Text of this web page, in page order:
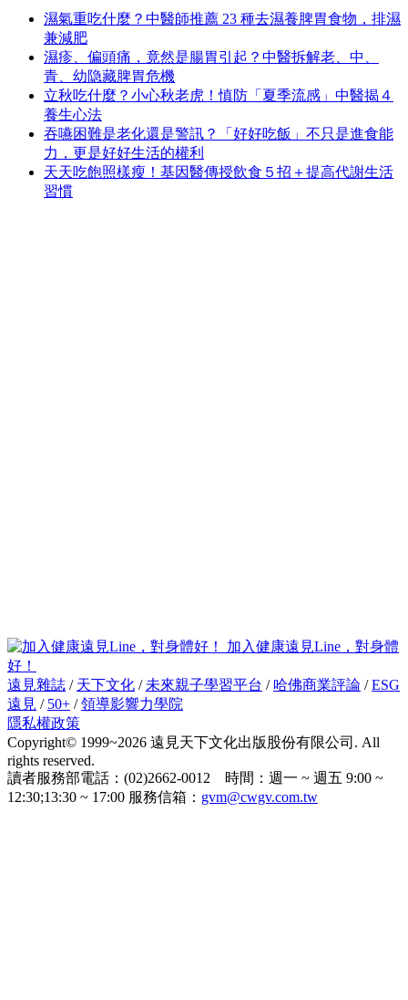
濕氣重吃什麼？中醫師推薦 23 種去濕養脾胃食物，排濕
兼減肥
濕疹、偏頭痛，竟然是腸胃引起？中醫拆解老、中、
青、幼隐藏脾胃危機
立秋吃什麼？小心秋老虎！慎防「夏季流感」中醫揭４
養生心法
吞嚥困難是老化還是警訊？「好好吃飯」不只是進食能
力，更是好好生活的權利
天天吃飽照樣瘦！基因醫傳授飲食５招＋提高代謝生活
習慣
加入健康遠見Line，對身體
好！
遠見雜誌 / 天下文化 / 未來親子學習平台 / 哈佛商業評論 /ESG
遠見 / 50+ /領導影響力學院
隱私權政策
Copyright© 1999~2026 遠見天下文化出版股份有限公司. All
rights reserved.
讀者服務部電話：(02)2662-0012 時間：週一 ~ 週五 9:00 ~
12:30;13:30 ~ 17:00 服務信箱： gvm@cwgv.com.tw